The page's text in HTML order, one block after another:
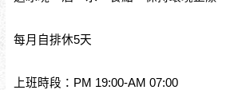
每月自排休5天
上班時段：PM 19:00-AM 07:00